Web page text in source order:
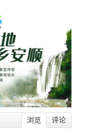
浏览 评论